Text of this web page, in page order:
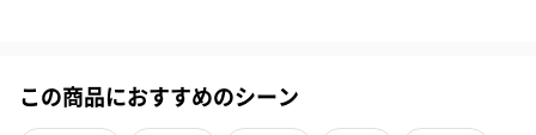
この商品におすすめのシーン